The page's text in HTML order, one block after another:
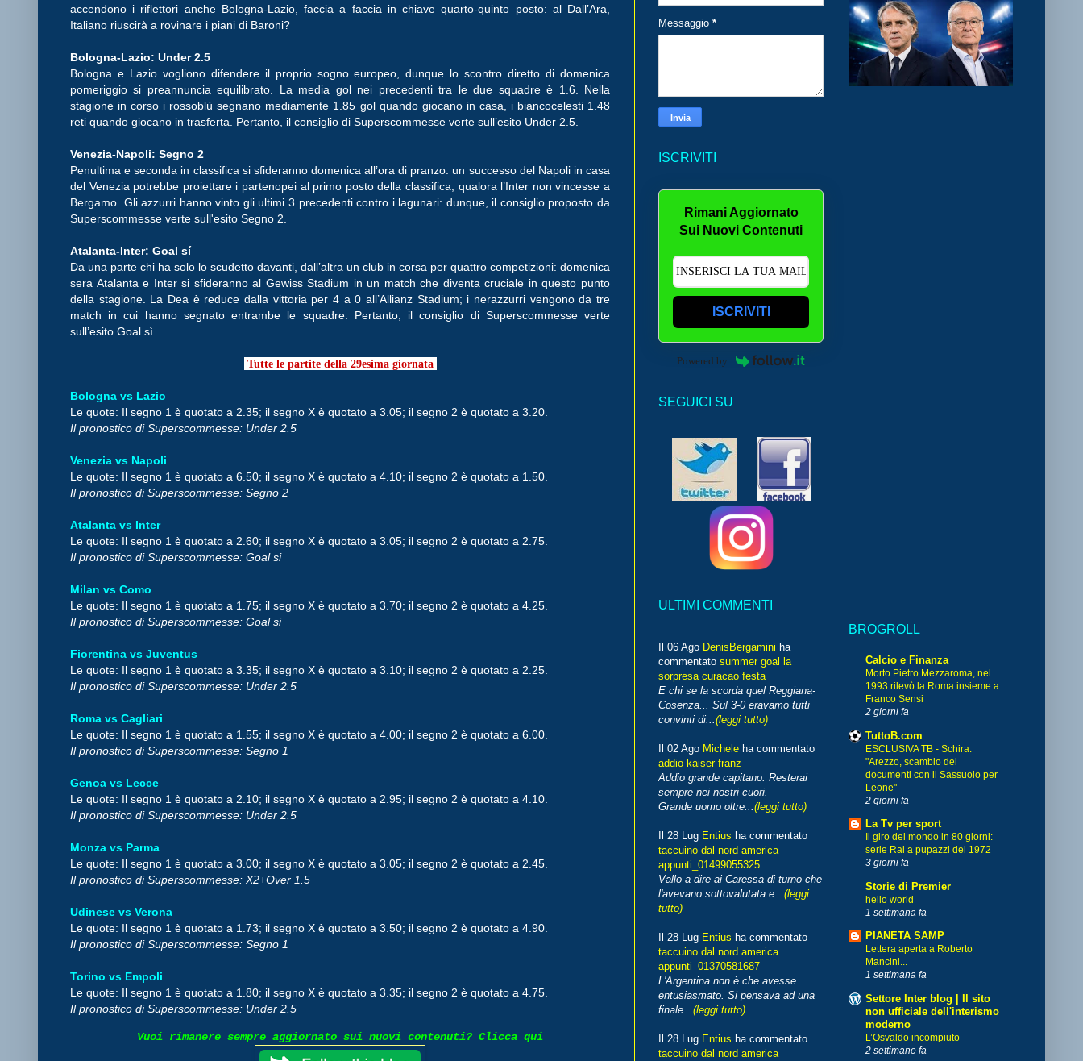
accendono i riflettori anche Bologna-Lazio, faccia a faccia in chiave quarto-quinto posto: al Dall’Ara,
Italiano riuscirà a rovinare i piani di Baroni?
Bologna-Lazio: Under 2.5
Bologna e Lazio vogliono difendere il proprio sogno europeo, dunque lo scontro diretto di domenica
pomeriggio si preannuncia equilibrato. La media gol nei precedenti tra le due squadre è 1.6. Nella
stagione in corso i rossoblù segnano mediamente 1.85 gol quando giocano in casa, i biancocelesti 1.48
reti quando giocano in trasferta. Pertanto, il consiglio di Superscommesse verte sull’esito Under 2.5.
Venezia-Napoli: Segno 2
Penultima e seconda in classifica si sfideranno domenica all’ora di pranzo: un successo del Napoli in casa
del Venezia potrebbe proiettare i partenopei al primo posto della classifica, qualora l’Inter non vincesse a
Bergamo. Gli azzurri hanno vinto gli ultimi 3 precedenti contro i lagunari: dunque, il consiglio proposto da
Superscommesse verte sull'esito Segno 2.
Atalanta-Inter: Goal sí
Da una parte chi ha solo lo scudetto davanti, dall’altra un club in corsa per quattro competizioni: domenica
sera Atalanta e Inter si sfideranno al Gewiss Stadium in un match che diventa cruciale in questo punto
della stagione. La Dea è reduce dalla vittoria per 4 a 0 all’Allianz Stadium; i nerazzurri vengono da tre
match in cui hanno segnato entrambe le squadre. Pertanto, il consiglio di Superscommesse verte
sull’esito Goal sì.
Tutte le partite della 29esima giornata
Bologna vs Lazio
Le quote: Il segno 1 è quotato a 2.35; il segno X è quotato a 3.05; il segno 2 è quotato a 3.20.
Il pronostico di Superscommesse: Under 2.5
Venezia vs Napoli
Le quote: Il segno 1 è quotato a 6.50; il segno X è quotato a 4.10; il segno 2 è quotato a 1.50.
Il pronostico di Superscommesse: Segno 2
Atalanta vs Inter
Le quote: Il segno 1 è quotato a 2.60; il segno X è quotato a 3.05; il segno 2 è quotato a 2.75.
Il pronostico di Superscommesse: Goal si
Milan vs Como
Le quote: Il segno 1 è quotato a 1.75; il segno X è quotato a 3.70; il segno 2 è quotato a 4.25.
Il pronostico di Superscommesse: Goal si
Fiorentina vs Juventus
Le quote: Il segno 1 è quotato a 3.35; il segno X è quotato a 3.10; il segno 2 è quotato a 2.25.
Il pronostico di Superscommesse: Under 2.5
Roma vs Cagliari
Le quote: Il segno 1 è quotato a 1.55; il segno X è quotato a 4.00; il segno 2 è quotato a 6.00.
Il pronostico di Superscommesse: Segno 1
Genoa vs Lecce
Le quote: Il segno 1 è quotato a 2.10; il segno X è quotato a 2.95; il segno 2 è quotato a 4.10.
Il pronostico di Superscommesse: Under 2.5
Monza vs Parma
Le quote: Il segno 1 è quotato a 3.00; il segno X è quotato a 3.05; il segno 2 è quotato a 2.45.
Il pronostico di Superscommesse: X2+Over 1.5
Udinese vs Verona
Le quote: Il segno 1 è quotato a 1.73; il segno X è quotato a 3.50; il segno 2 è quotato a 4.90.
Il pronostico di Superscommesse: Segno 1
Torino vs Empoli
Le quote: Il segno 1 è quotato a 1.80; il segno X è quotato a 3.35; il segno 2 è quotato a 4.75.
Il pronostico di Superscommesse: Under 2.5
Vuoi rimanere sempre aggiornato sui nuovi contenuti? Clicca qui
Messaggio *
ISCRIVITI
Rimani Aggiornato
Sui Nuovi Contenuti
ISCRIVITI
Powered by
SEGUICI SU
ULTIMI COMMENTI
Il 06 Ago DenisBergamini ha
commentato summer goal la
sorpresa curacao festa
E chi se la scorda quel Reggiana-
Cosenza... Sul 3-0 eravamo tutti
convinti di...(leggi tutto)
Il 02 Ago Michele ha commentato
addio kaiser franz
Addio grande capitano. Resterai
sempre nei nostri cuori.
Grande uomo oltre...(leggi tutto)
Il 28 Lug Entius ha commentato
taccuino dal nord america
appunti_01499055325
Vallo a dire ai Caressa di turno che
l'avevano sottovalutata e...(leggi
tutto)
Il 28 Lug Entius ha commentato
taccuino dal nord america
appunti_01370581687
L'Argentina non è che avesse
entusiasmato. Si pensava ad una
finale...(leggi tutto)
Il 28 Lug Entius ha commentato
taccuino dal nord america
BROGROLL
Calcio e Finanza
Morto Pietro Mezzaroma, nel
1993 rilevò la Roma insieme a
Franco Sensi
2 giorni fa
TuttoB.com
ESCLUSIVA TB - Schira:
"Arezzo, scambio dei
documenti con il Sassuolo per
Leone"
2 giorni fa
La Tv per sport
Il giro del mondo in 80 giorni:
serie Rai a pupazzi del 1972
3 giorni fa
Storie di Premier
hello world
1 settimana fa
PIANETA SAMP
Lettera aperta a Roberto
Mancini...
1 settimana fa
Settore Inter blog | Il sito
non ufficiale dell'interismo
moderno
L’Osvaldo incompiuto
2 settimane fa